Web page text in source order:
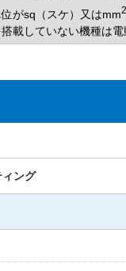
がsq（スケ）又はmm2
載していない機種は
ィング